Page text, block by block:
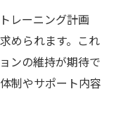
レーニング計画
められます。これ
ンの維持が期待で
制やサポート内容